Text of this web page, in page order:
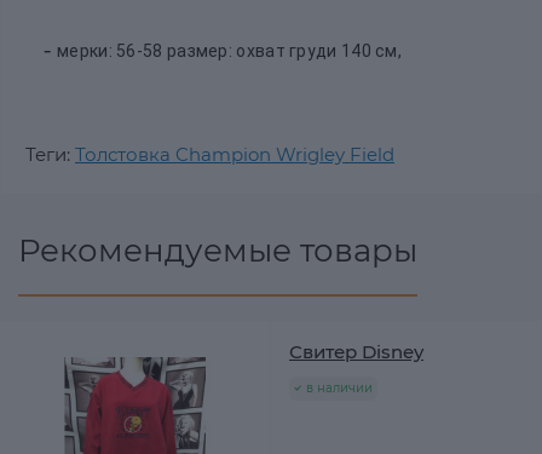
- мерки: 56-58 размер: охват груди 140 см,
Теги: Толстовка Champion Wrigley Field
Рекомендуемые товары
Свитер Disney
в наличии